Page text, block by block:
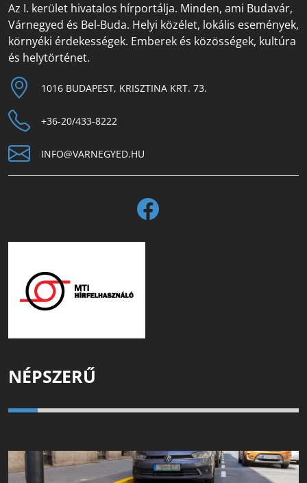
Az I. kerület hivatalos hírportálja. Minden, ami Budavár,
Várnegyed és Bel-Buda. Helyi közélet, lokális események,
környéki érdekességek. Emberek és közösségek, kultúra
és helytörténet.
1016 BUDAPEST, KRISZTINA KRT. 73.
+36-20/433-8222
INFO@VARNEGYED.HU
NÉPSZERŰ